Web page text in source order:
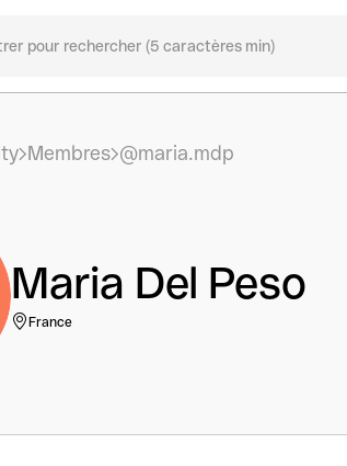
Membres @maria.mdp
Maria Del Peso
France